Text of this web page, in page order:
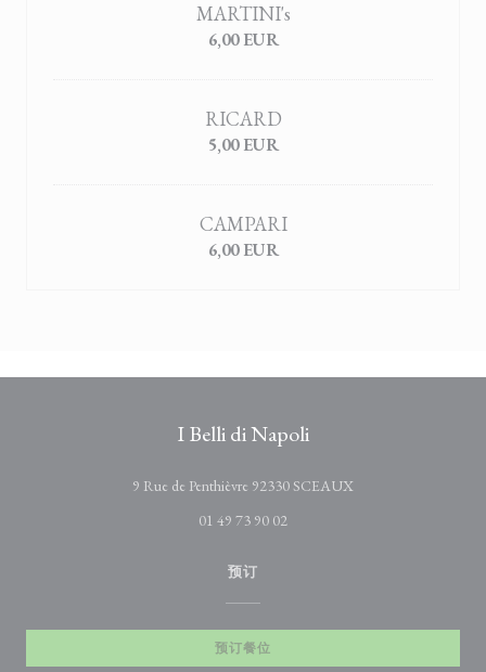
MARTINI's
6,00 EUR
RICARD
5,00 EUR
CAMPARI
6,00 EUR
I Belli di Napoli
9 Rue de Penthièvre 92330 SCEAUX
01 49 73 90 02
预订
预订餐位